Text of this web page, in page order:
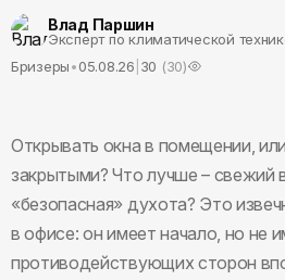
Влад Паршин
Эксперт по климатической
Бризеры•05.08.26 30 (30)
Открывать окна в помещении,
закрытыми? Что лучше – свежий
«безопасная» духота? Это
в офисе: он имеет начало, но не
противодействующих сторон